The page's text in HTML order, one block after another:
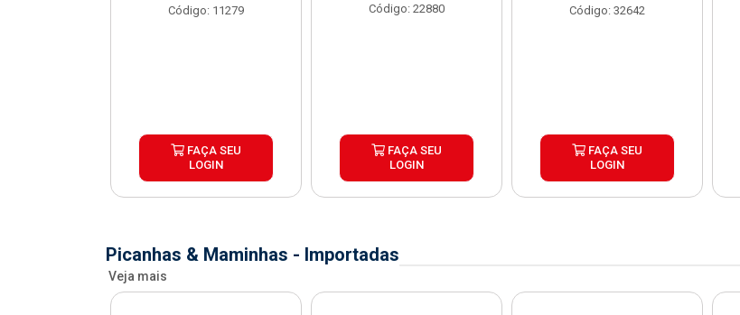
Código: 11279
FAÇA SEU
LOGIN
Código: 22880
FAÇA SEU
LOGIN
Código: 32642
FAÇA SEU
LOGIN
Picanhas & Maminhas - Importadas
Veja mais